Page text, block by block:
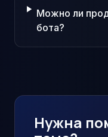
Можно ли
бота?
Нужна